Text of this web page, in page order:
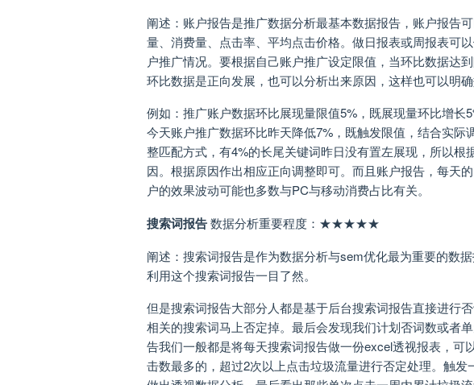
阐述：账户报告是推广数据分析最基本数据报告，账户报告
量、消费量、点击率、平均点击价格。做日报表或周报表可
户推广情况。要根据自己账户推广设定限值，当环比数据达
环比数据是正向发展，也可以分析出来原因，这样也可以明确
例如：推广账户数据环比展现量限值5%，既展现量环比增长
今天账户推广数据环比昨天降低7%，既触发限值，结合实际
整匹配方式，有4%的长尾关键词昨日没有置左展现，所以根
因。根据原因作出相应正向调整即可。而且账户报告，每天
户的效果波动可能也多数与PC与移动消费占比有关。
搜索词报告数据分析重要程度：★★★★★
阐述：搜索词报告是作为数据分析与sem优化最为重要的数
利用这个搜索词报告一目了然。
但是搜索词报告大部分人都是基于后台搜索词报告直接进行
相关的搜索词马上否定掉。最后会发现我们计划否词数或者
告我们一般都是将每天搜索词报告做一份excel透视报表，可
击数最多的，超过2次以上点击垃圾流量进行否定处理。触